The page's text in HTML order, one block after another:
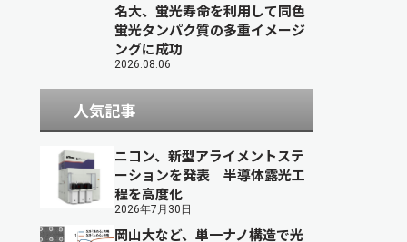
名大、蛍光寿命を利用して同色
蛍光タンパク質の多重イメージ
ングに成功
2026.08.06
人気記事
ニコン、新型アライメントステ
ーションを発表 半導体露光工
程を高度化
2026年7月30日
岡山大など、単一ナノ構造で光